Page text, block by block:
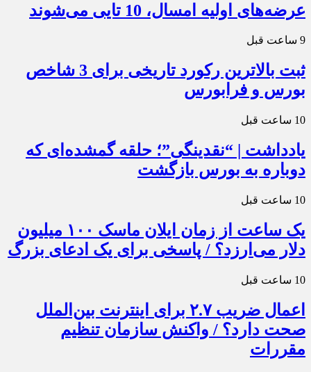
عرضه‌های اولیه امسال، 10 تایی می‌شوند
9 ساعت قبل
ثبت بالاترین رکورد تاریخی برای 3 شاخص
بورس و فرابورس
10 ساعت قبل
یادداشت | “نقدینگی”؛ حلقه گمشده‌ای که
دوباره به بورس بازگشت
10 ساعت قبل
یک ساعت از زمان ایلان ماسک ۱۰۰ میلیون
دلار می‌ارزد؟ / پاسخی برای یک ادعای بزرگ
10 ساعت قبل
اعمال ضریب ۲.۷ برای اینترنت بین‌الملل
صحت دارد؟ / واکنش سازمان تنظیم
مقررات